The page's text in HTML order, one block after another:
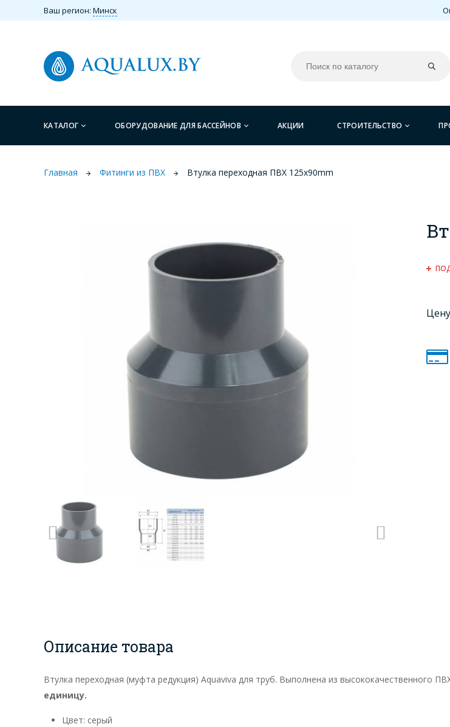
Ваш регион: Минск
КАТАЛОГ ОБОРУДОВАНИЕ ДЛЯ БАССЕЙНОВ АКЦИИ СТРОИТЕЛЬСТВО
Главная Фитинги из ПВХ Втулка переходная ПВХ 125x90mm
Описание товара
Втулка переходная (муфта редукция) Aquaviva для труб. Выполнена из высококачественного
единицу.
Цвет: серый